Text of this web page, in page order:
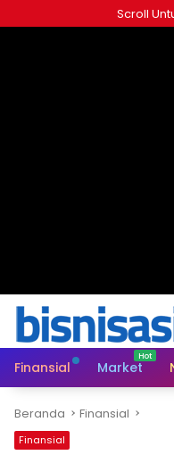
ke
Scroll
Finansial Market
Beranda Finansial
Finansial